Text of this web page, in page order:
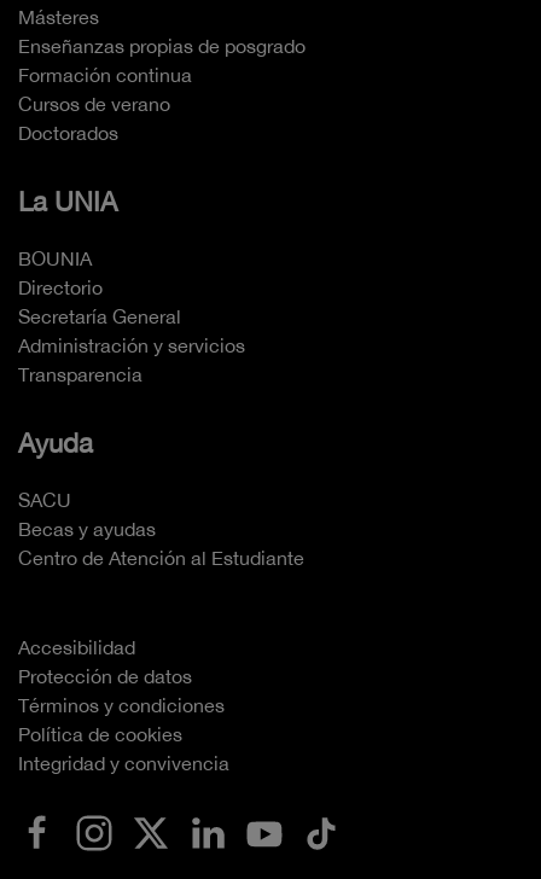
Másteres
Enseñanzas propias de posgrado
Formación continua
Cursos de verano
Doctorados
La UNIA
BOUNIA
Directorio
Secretaría General
Administración y servicios
Transparencia
Ayuda
SACU
Becas y ayudas
Centro de Atención al Estudiante
Accesibilidad
Protección de datos
Términos y condiciones
Política de cookies
Integridad y convivencia